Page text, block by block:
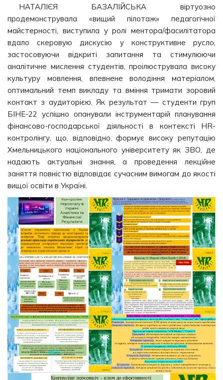
НАТАЛІЄЯ БАЗАЛІЙСЬКА віртуозно
продемонструвала «вищий пілотаж» педагогічної
майстерності, виступила у ролі ментора/фасилітатора
вдало скеровую дискусію у конструктивне русло,
застосовуючи відкриті запитання та стимулюючи
аналітичне мислення студентів, проілюструвала високу
культуру мовлення, впевнене володіння матеріалом,
оптимальний темп викладу та вміння тримати зоровий
контакт з аудиторією. Як результат — студенти груп
БІНЕ-22 успішно опанували інструментарій планування
фінансово-господарської діяльності в контексті HR-
контролінгу, що, відповідно, формує високу репутацію
Хмельницького національного університету як ЗВО, де
надають актуальні знання, а проведення лекційне
заняття повністю відповідає сучасним вимогам до якості
вищої освіти в Україні.